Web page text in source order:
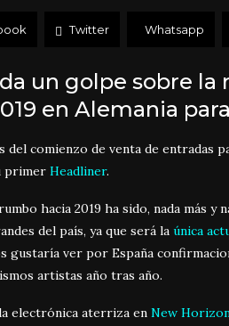
Twitter Whatsapp
un golpe sobre la
en Alemania
del comienzo de venta de entradas
primer Headliner.
hacia 2019 ha sido, nada más y
del país, ya que será la única
gustaría ver por España
artistas año tras año.
electrónica aterriza en New